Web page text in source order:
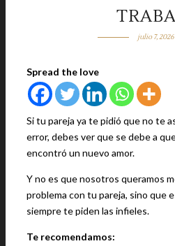
julio 7, 2026
Spread the love
Si tu pareja ya te pidió que no te
error, debes ver que se debe a
encontró un nuevo amor.
Y no es que nosotros queramos
problema con tu pareja, sino que
siempre te piden las infieles.
Te recomendamos: